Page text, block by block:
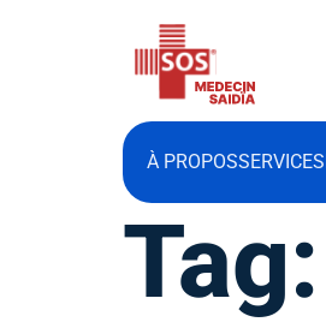
À PROPOSSERVICES
Tag: